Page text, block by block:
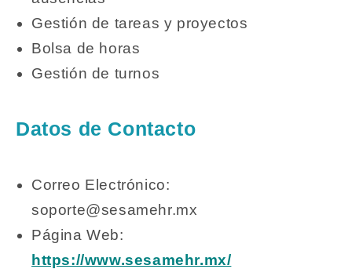
Gestión de tareas y proyectos
Bolsa de horas
Gestión de turnos
Datos de Contacto
Correo Electrónico:
soporte@sesamehr.mx
Página Web:
https://www.sesamehr.mx/